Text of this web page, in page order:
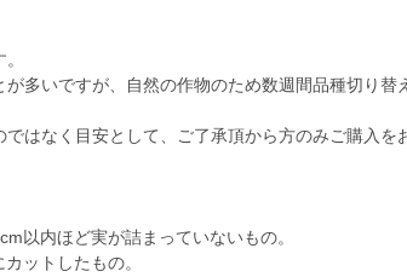
多いですが、自然の作物のため数週間品種切り替
はなく目安として、ご了承頂から方のみご購入を
以内ほど実が詰まっていないもの。
ットしたもの。